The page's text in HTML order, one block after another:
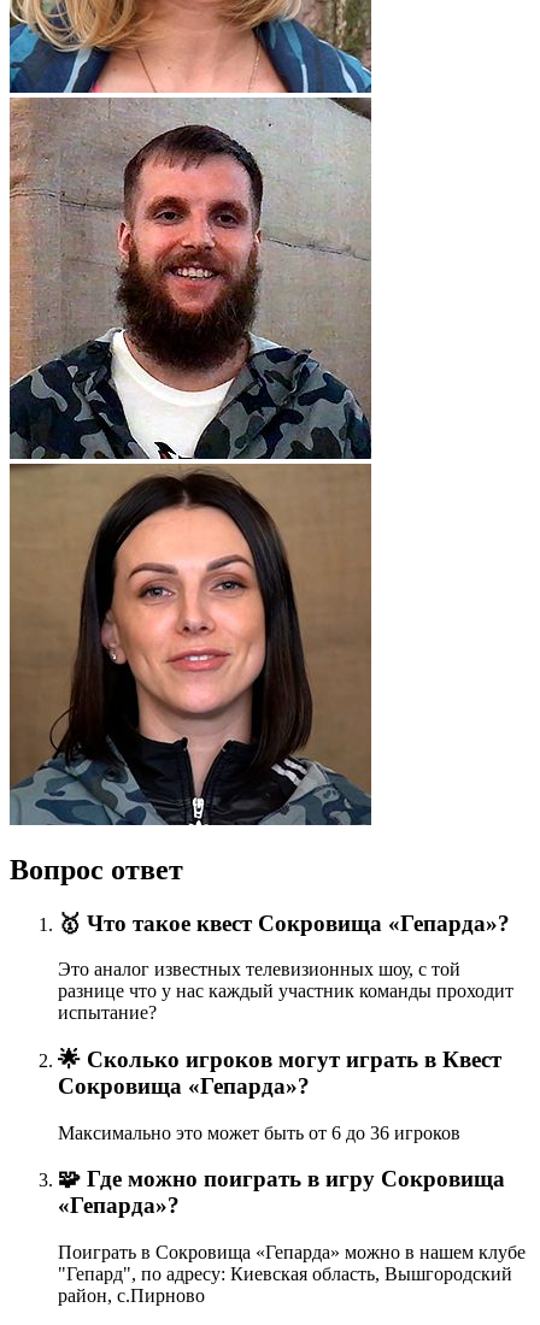
Вопрос ответ
🥇 Что такое квест Сокровища «Гепарда»?
Это аналог известных телевизионных шоу, с той
разнице что у нас каждый участник команды проходит
испытание?
🌟 Сколько игроков могут играть в Квест
Сокровища «Гепарда»?
Максимально это может быть от 6 до 36 игроков
🧩 Где можно поиграть в игру Сокровища
«Гепарда»?
Поиграть в Сокровища «Гепарда» можно в нашем клубе
"Гепард", по адресу: Киевская область, Вышгородский
район, с.Пирново